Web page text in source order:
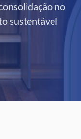
no
sustentável